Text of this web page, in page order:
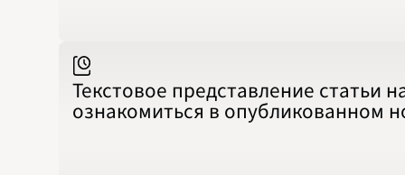
Текстовое представление статьи
ознакомиться в опубликованном